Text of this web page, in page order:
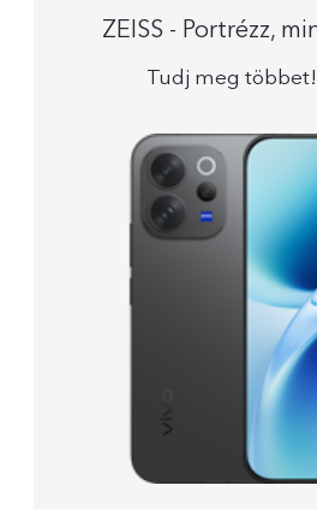
ZEISS - Portrézz,
Tudj meg többet!